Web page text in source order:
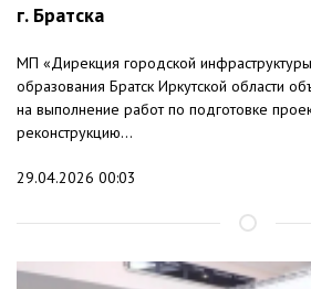
г. Братска
МП «Дирекция городской
образования Братск Иркутской области
на выполнение работ по подготовке
реконструкцию...
29.04.2026 00:03